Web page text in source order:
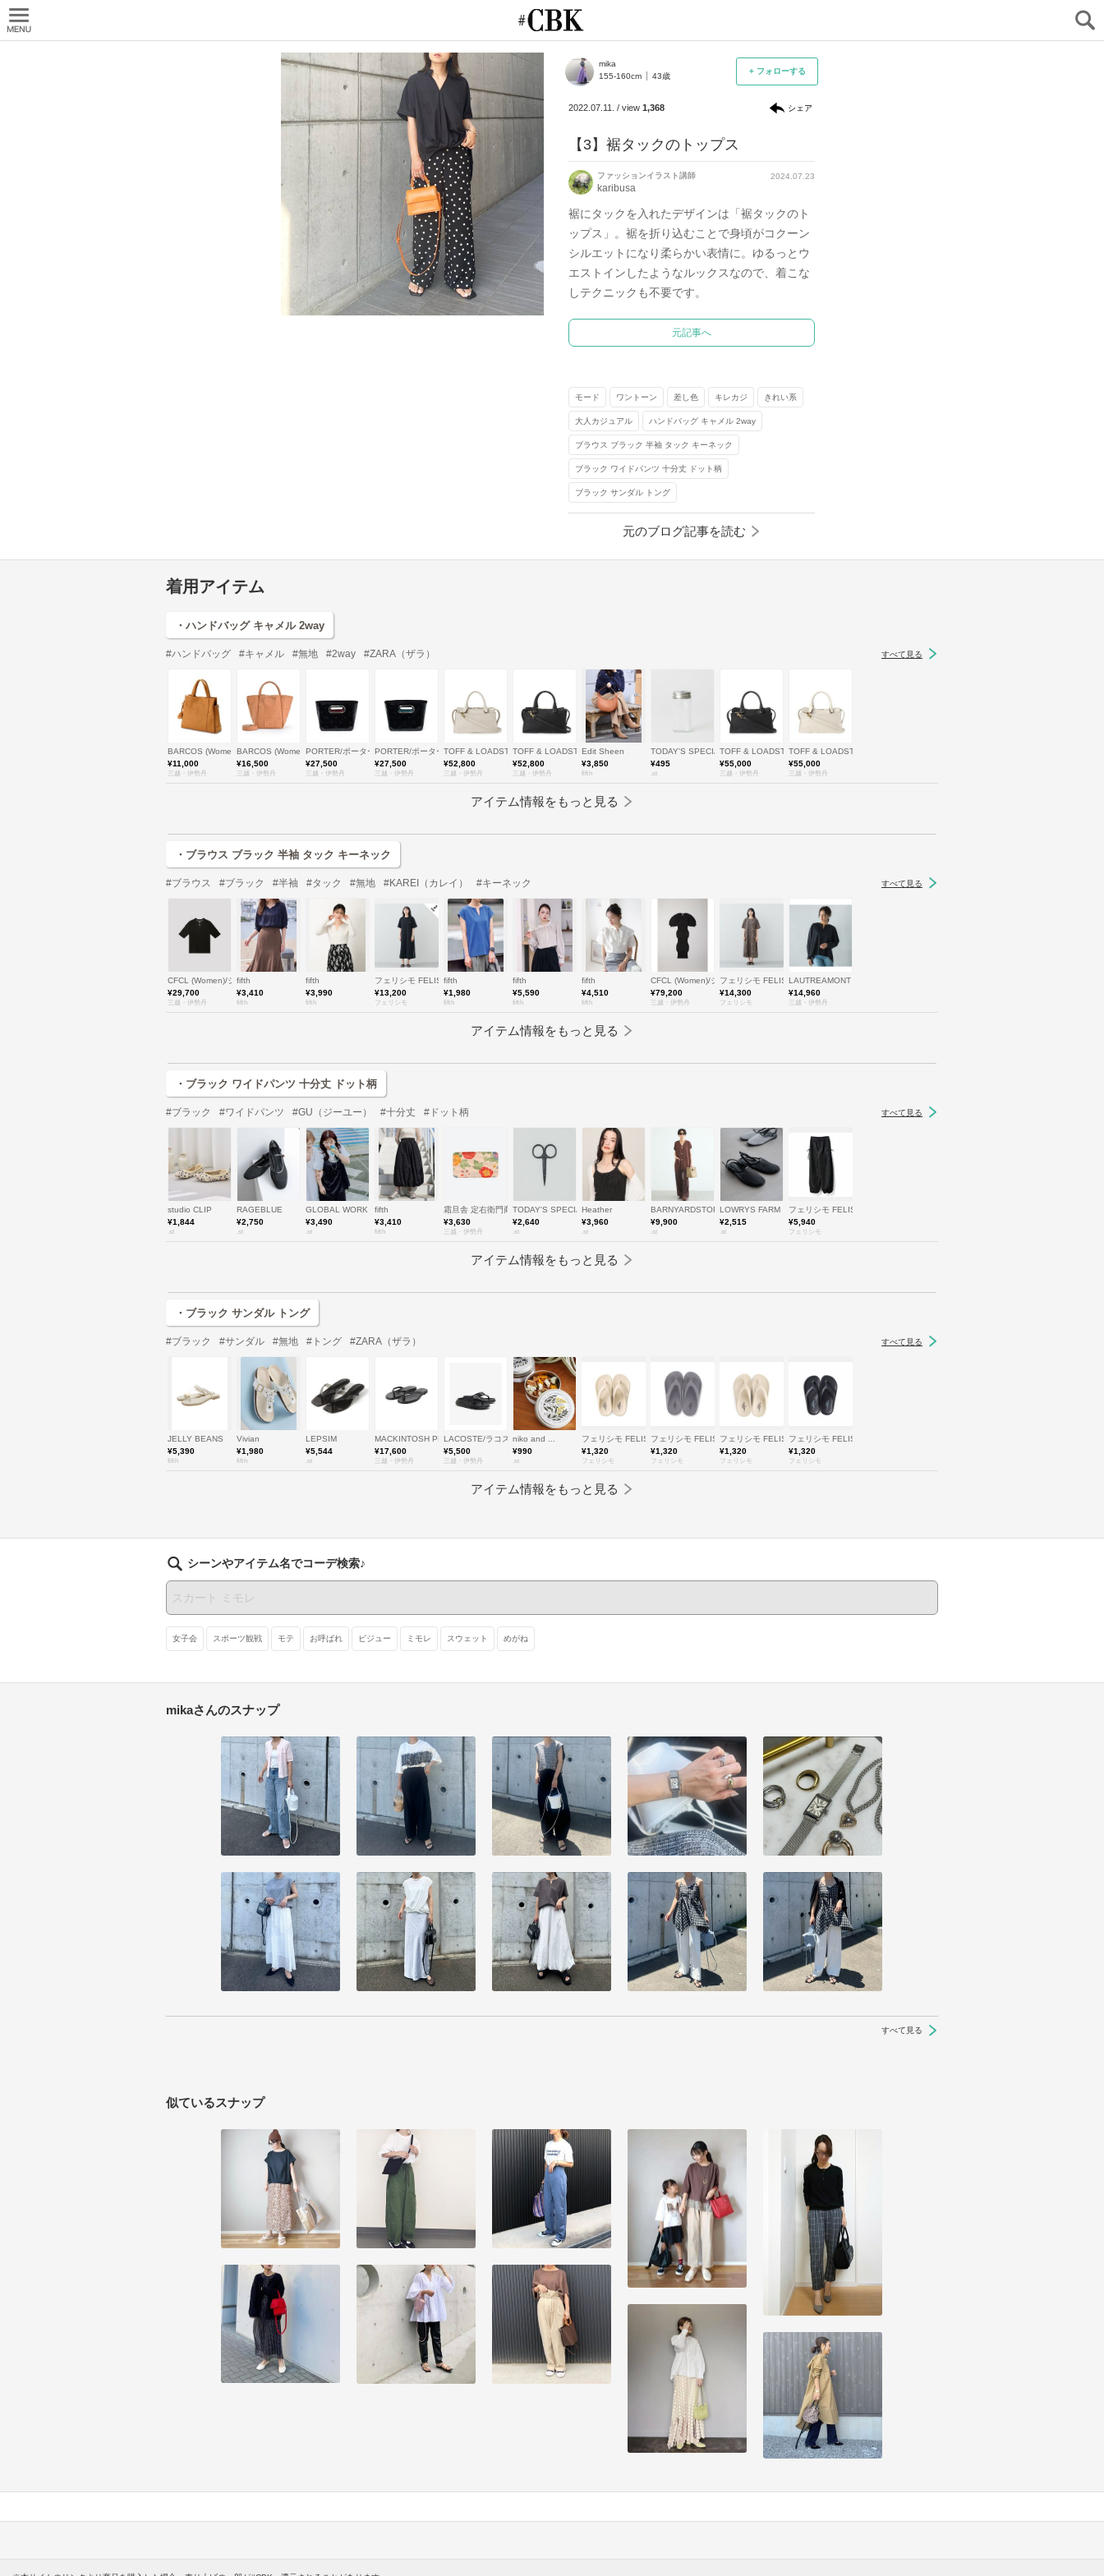
+ フォローする
mika
155-160cm
43歳
2022.07.11. / view 1,368 シェア
【3】裾タックのトップス
ファッションイラスト講師
karibusa
2024.07.23
裾にタックを入れたデザインは「裾タックのト
ップス」。裾を折り込むことで身頃がコクーン
シルエットになり柔らかい表情に。ゆるっとウ
エストインしたようなルックスなので、着こな
しテクニックも不要です。
元記事へ
モード ワントーン 差し色 キレカジ きれい系
大人カジュアル ハンドバッグ キャメル 2way
ブラウス ブラック 半袖 タック キーネック
ブラック ワイドパンツ 十分丈 ドット柄
ブラック サンダル トング
元のブログ記事を読む
着用アイテム
・ハンドバッグ キャメル 2way
#ハンドバッグ #キャメル #無地 #2way #ZARA（ザラ） すべて見る
BARCOS (Women)/バルコス
¥11,000
三越・伊勢丹
BARCOS (Women)/バルコス
¥16,500
三越・伊勢丹
PORTER/ポーター
¥27,500
三越・伊勢丹
PORTER/ポーター
¥27,500
三越・伊勢丹
TOFF & LOADSTONE (Women/Men)/トフ＆ロードストーン
¥52,800
三越・伊勢丹
TOFF & LOADSTONE (Women/Men)/トフ＆ロードストーン
¥52,800
三越・伊勢丹
Edit Sheen
¥3,850
fifth
TODAY'S SPECIAL
¥495
.st
TOFF & LOADSTONE (Women/Men)/トフ＆ロードストーン
¥55,000
三越・伊勢丹
TOFF & LOADSTONE (Women/Men)/トフ＆ロードストーン
¥55,000
三越・伊勢丹
アイテム情報をもっと見る
・ブラウス ブラック 半袖 タック キーネック
#ブラウス #ブラック #半袖 #タック #無地 #KAREI（カレイ） #キーネック すべて見る
CFCL (Women)/シーエフシーエル
¥29,700
三越・伊勢丹
fifth
¥3,410
fifth
fifth
¥3,990
fifth
フェリシモ FELISSIMO
¥13,200
フェリシモ
fifth
¥1,980
fifth
fifth
¥5,590
fifth
fifth
¥4,510
fifth
CFCL (Women)/シーエフシーエル
¥79,200
三越・伊勢丹
フェリシモ FELISSIMO
¥14,300
フェリシモ
LAUTREAMONT (Women)/ロートレアモン
¥14,960
三越・伊勢丹
アイテム情報をもっと見る
・ブラック ワイドパンツ 十分丈 ドット柄
#ブラック #ワイドパンツ #GU（ジーユー） #十分丈 #ドット柄 すべて見る
studio CLIP
¥1,844
.st
RAGEBLUE
¥2,750
.st
GLOBAL WORK
¥3,490
.st
fifth
¥3,410
fifth
霜旦舎 定右衛門商店/ソウタンンシャ サダエモンショウテン
¥3,630
三越・伊勢丹
TODAY'S SPECIAL
¥2,640
.st
Heather
¥3,960
.st
BARNYARDSTORM
¥9,900
.st
LOWRYS FARM
¥2,515
.st
フェリシモ FELISSIMO
¥5,940
フェリシモ
アイテム情報をもっと見る
・ブラック サンダル トング
#ブラック #サンダル #無地 #トング #ZARA（ザラ） すべて見る
JELLY BEANS
¥5,390
fifth
Vivian
¥1,980
fifth
LEPSIM
¥5,544
.st
MACKINTOSH PHILOSOPHY (Women)/マッキントッシュ フィロソフィー
¥17,600
三越・伊勢丹
LACOSTE/ラコステ
¥5,500
三越・伊勢丹
niko and ...
¥990
.st
フェリシモ FELISSIMO
¥1,320
フェリシモ
フェリシモ FELISSIMO
¥1,320
フェリシモ
フェリシモ FELISSIMO
¥1,320
フェリシモ
フェリシモ FELISSIMO
¥1,320
フェリシモ
アイテム情報をもっと見る
シーンやアイテム名でコーデ検索♪
女子会 スポーツ観戦 モテ お呼ばれ ビジュー ミモレ スウェット めがね
mikaさんのスナップ
すべて見る
似ているスナップ